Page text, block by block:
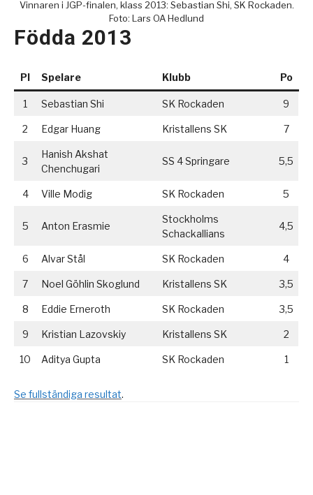
Vinnaren i JGP-finalen, klass 2013: Sebastian Shi, SK Rockaden.
Foto: Lars OA Hedlund
Födda 2013
Pl Spelare Klubb Po
1 Sebastian Shi SK Rockaden 9
2 Edgar Huang Kristallens SK 7
3
Hanish Akshat
Chenchugari
SS 4 Springare 5,5
4 Ville Modig SK Rockaden 5
5 Anton Erasmie
Stockholms
Schackallians
4,5
6 Alvar Stål SK Rockaden 4
7 Noel Göhlin Skoglund Kristallens SK 3,5
8 Eddie Erneroth SK Rockaden 3,5
9 Kristian Lazovskiy Kristallens SK 2
10 Aditya Gupta SK Rockaden 1
Se fullständiga resultat.